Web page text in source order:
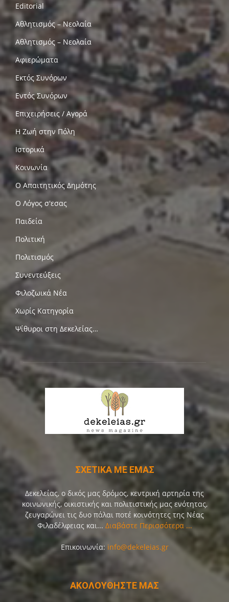
Editorial
Αθλητισμός – Νεολαία
Αθλητισμός – Νεολαία
Αφιερώματα
Εκτός Συνόρων
Εντός Συνόρων
Επιχειρήσεις / Αγορά
Η Ζωή στην Πόλη
Ιστορικά
Κοινωνία
Ο Απαιτητικός Δημότης
Ο Λόγος σ'εσας
Παιδεία
Πολιτική
Πολιτισμός
Συνεντεύξεις
Φιλοζωικά Νέα
Χωρίς Κατηγορία
Ψίθυροι στη Δεκελείας…
ΣΧΕΤΙΚΑ ΜΕ ΕΜΑΣ
Δεκελείας, ο δικός μας δρόμος, κεντρική αρτηρία της
κοινωνικής, οικιστικής και πολιτιστικής μας ενότητας,
ζευγαρώνει τις δυο πάλαι ποτέ κοινότητες της Νέας
Φιλαδέλφειας και... Διαβάστε Περισσότερα ...
Επικοινωνία: info@dekeleias.gr
ΑΚΟΛΟΥΘΗΣΤΕ ΜΑΣ